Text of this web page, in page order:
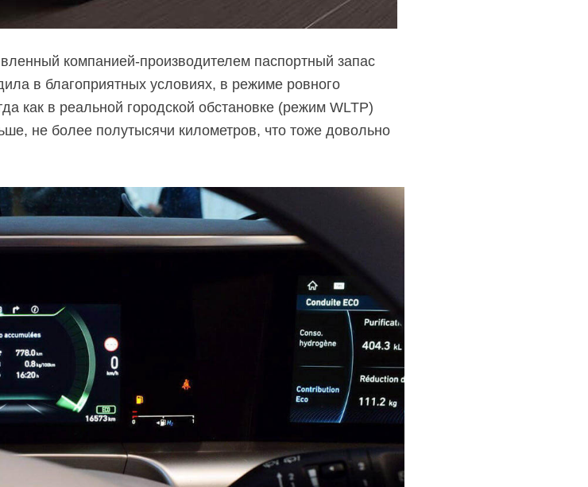
компанией-производителем паспортный запас
в благоприятных условиях, в режиме ровного
как в реальной городской обстановке (режим WLTP)
не более полутысячи километров, что тоже довольно